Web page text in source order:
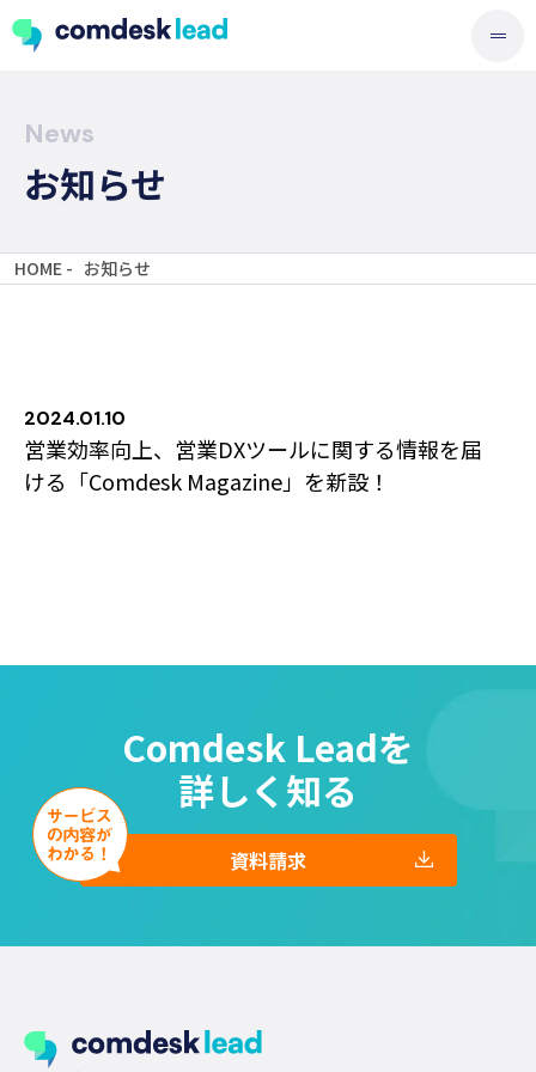
News
お知らせ
HOME - お知らせ
2024.01.10
営業効率向上、営業DXツールに関する情報を届
ける「Comdesk Magazine」を新設！
Comdesk Leadを
詳しく知る
資料請求